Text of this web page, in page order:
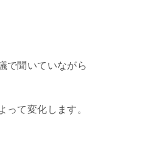
で聞いていながら
って変化します。